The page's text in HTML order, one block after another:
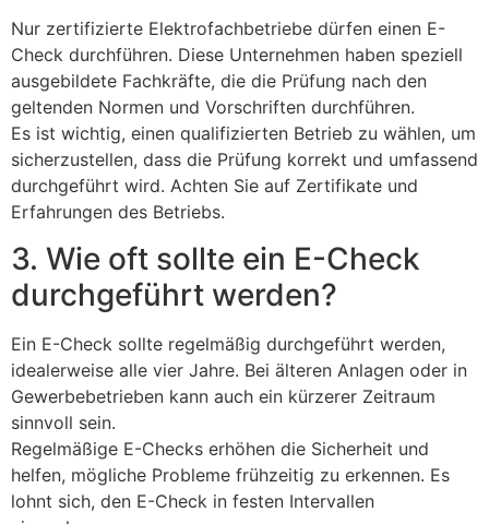
Nur zertifizierte Elektrofachbetriebe dürfen einen E-
Check durchführen. Diese Unternehmen haben speziell
ausgebildete Fachkräfte, die die Prüfung nach den
geltenden Normen und Vorschriften durchführen.
Es ist wichtig, einen qualifizierten Betrieb zu wählen, um
sicherzustellen, dass die Prüfung korrekt und umfassend
durchgeführt wird. Achten Sie auf Zertifikate und
Erfahrungen des Betriebs.
3. Wie oft sollte ein E-Check
durchgeführt werden?
Ein E-Check sollte regelmäßig durchgeführt werden,
idealerweise alle vier Jahre. Bei älteren Anlagen oder in
Gewerbebetrieben kann auch ein kürzerer Zeitraum
sinnvoll sein.
Regelmäßige E-Checks erhöhen die Sicherheit und
helfen, mögliche Probleme frühzeitig zu erkennen. Es
lohnt sich, den E-Check in festen Intervallen